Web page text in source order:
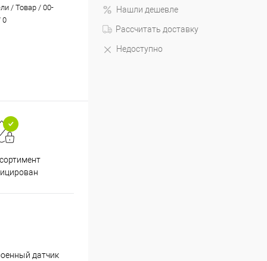
/ Товар / 00-
0
датчик
Нашли дешевле
Рассчитать доставку
Недоступно